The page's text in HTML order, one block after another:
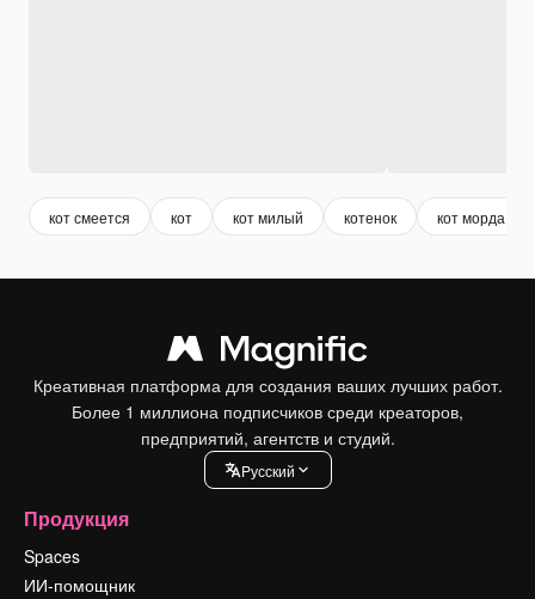
кот смеется кот кот милый котенок кот морда
Креативная платформа для создания ваших лучших работ.
Более 1 миллиона подписчиков среди креаторов,
предприятий, агентств и студий.
Pусский
Продукция
Spaces
ИИ-помощник